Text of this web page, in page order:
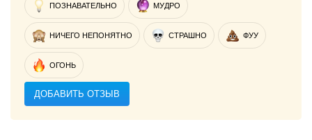
ПОЗНАВАТЕЛЬНО МУДРО
НИЧЕГО НЕПОНЯТНО СТРАШНО ФУУ
ОГОНЬ
ДОБАВИТЬ ОТЗЫВ